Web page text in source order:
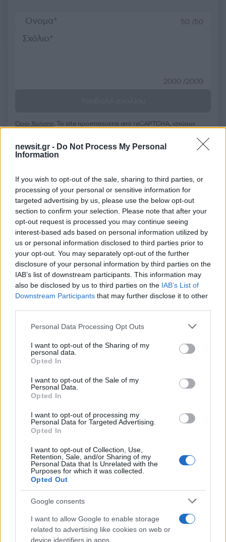
newsit.gr - Do Not Process My Personal
Information
If you wish to opt-out of the sale, sharing to third parties, or
processing of your personal or sensitive information for
targeted advertising by us, please use the below opt-out
section to confirm your selection. Please note that after your
opt-out request is processed you may continue seeing
interest-based ads based on personal information utilized by
us or personal information disclosed to third parties prior to
your opt-out. You may separately opt-out of the further
disclosure of your personal information by third parties on the
IAB’s list of downstream participants. This information may
also be disclosed by us to third parties on the IAB’s List of
Downstream Participants that may further disclose it to other
Please note that this website/app uses one or more Google
not limited to your visit or usage behaviour. You may click to
grant or deny consent to Google and its third-party tags to
use your data for below specified purposes in below Google
consent section.
Personal Data Processing Opt Outs
I want to opt-out of the Sharing of my
personal data.
Opted In
I want to opt-out of the Sale of my
Personal Data.
Opted In
I want to opt-out of processing my
Personal Data for Targeted Advertising.
Opted In
I want to opt-out of Collection, Use,
Retention, Sale, and/or Sharing of my
Personal Data that Is Unrelated with the
Purposes for which it was collected.
Opted Out
Google consents
I want to allow Google to enable storage
related to advertising like cookies on web or
device identifiers in apps.
50 /50
2000 /2000
Όροι Χρήσης. Το site προστατεύεται από reCAPTCHA, ισχύουν
Media
AKYLAS
Share:
Ακολουθήστε το Νewsit.gr στο Google News
και
ενημερωθείτε πρώτοι για όλη την ειδησεογραφία και τα
τελευταία νέατης ημέρας
Πιο δημοφιλή
1 «Ψήνονται» στα 40άρια δυτική και βόρεια
μποφόρ στο Αιγαίο μέχρι
Η Άννα Βίσση ξετρελάθηκε με μπάντα που
έπαιζε Τσιτσάνη στο Φισκάρδο και τους
Μαριζέτα Αντωνοπούλου στο newsit.gr: Οι
“σωτήρες” ανήκουν στο χρονοντούλαπο
Ίση με 6 βόμβες Χιροσίμα η ενέργεια που
απελευθερώθηκε από τη mega fire σε
βράδια το 55% της έκτασης
Η FIFA απάντησε στις καταγγελίες για την
ερωμένη του Ινφαντίνο: «Κατηγορηματικά
αναληθείς και δυσφημιστικοί οι ισχυρισμοί»
Πιο σχολιασμένα
Marfin: Η 46χρονη πήρε προθεσμία για